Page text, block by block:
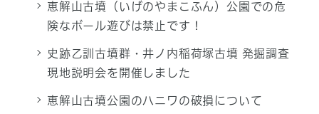
恵解山古墳（いげのやまこふん）公園での危
険なボール遊びは禁止です！
史跡乙訓古墳群・井ノ内稲荷塚古墳 発掘調査
現地説明会を開催しました
恵解山古墳公園のハニワの破損について